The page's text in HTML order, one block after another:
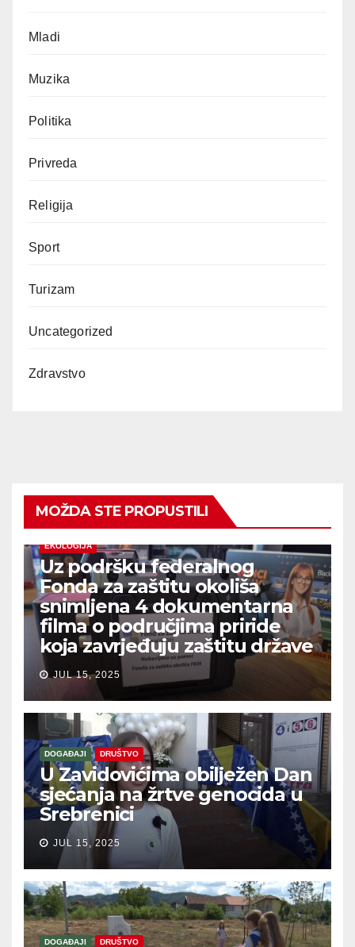
Mladi
Muzika
Politika
Privreda
Religija
Sport
Turizam
Uncategorized
Zdravstvo
MOŽDA STE PROPUSTILI
EKOLOGIJA
Uz podršku federalnog
Fonda za zaštitu okoliša
snimljena 4 dokumentarna
filma o područjima priride
koja zavrjeđuju zaštitu države
JUL 15, 2025
DOGAĐAJI DRUŠTVO
U Zavidovićima obilježen Dan
sjećanja na žrtve genocida u
Srebrenici
JUL 15, 2025
DOGAĐAJI DRUŠTVO